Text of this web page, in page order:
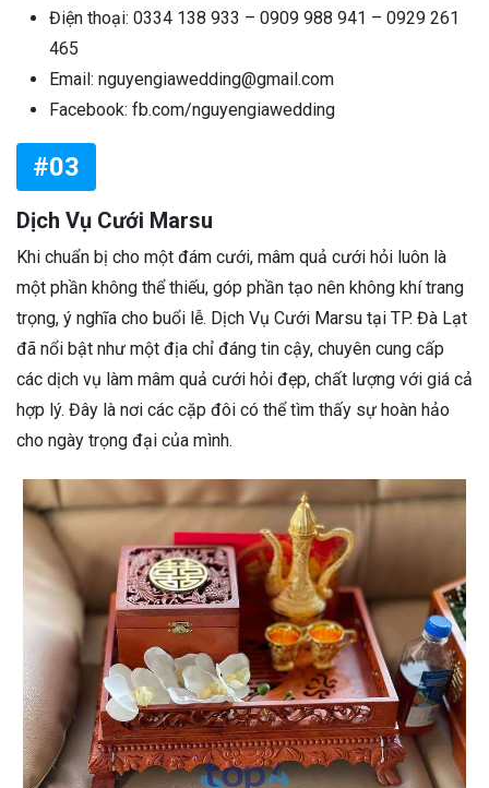
Điện thoại: 0334 138 933 – 0909 988 941 – 0929 261
465
Email: nguyengiawedding@gmail.com
Facebook: fb.com/nguyengiawedding
#03
Dịch Vụ Cưới Marsu
Khi chuẩn bị cho một đám cưới, mâm quả cưới hỏi luôn là
một phần không thể thiếu, góp phần tạo nên không khí trang
trọng, ý nghĩa cho buổi lễ. Dịch Vụ Cưới Marsu tại TP. Đà Lạt
đã nổi bật như một địa chỉ đáng tin cậy, chuyên cung cấp
các dịch vụ làm mâm quả cưới hỏi đẹp, chất lượng với giá cả
hợp lý. Đây là nơi các cặp đôi có thể tìm thấy sự hoàn hảo
cho ngày trọng đại của mình.